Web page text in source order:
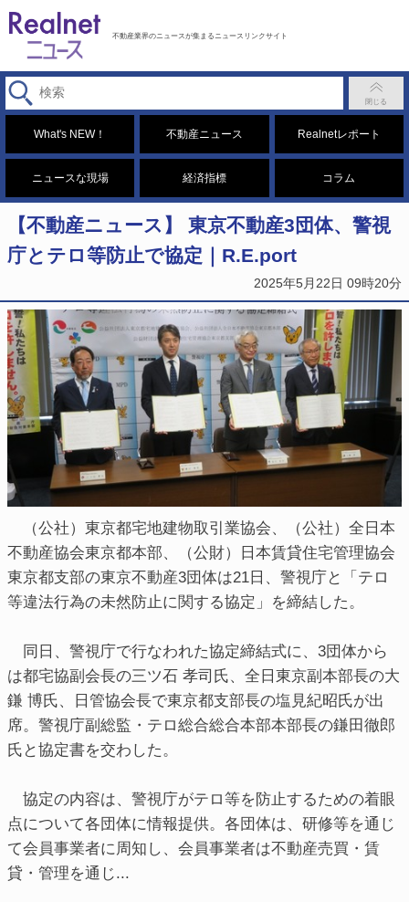
不動産業界のニュースが集まるニュースリンクサイト
What's NEW！ 不動産ニュース Realnetレポート
ニュースな現場 経済指標 コラム
【不動産ニュース】 東京不動産3団体、警視
庁とテロ等防止で協定｜R.E.port
2025年5月22日 09時20分
（公社）東京都宅地建物取引業協会、（公社）全日本
不動産協会東京都本部、（公財）日本賃貸住宅管理協会
東京都支部の東京不動産3団体は21日、警視庁と「テロ
等違法行為の未然防止に関する協定」を締結した。
同日、警視庁で行なわれた協定締結式に、3団体から
は都宅協副会長の三ツ石 孝司氏、全日東京副本部長の大
鎌 博氏、日管協会長で東京都支部長の塩見紀昭氏が出
席。警視庁副総監・テロ総合総合本部本部長の鎌田徹郎
氏と協定書を交わした。
協定の内容は、警視庁がテロ等を防止するための着眼
点について各団体に情報提供。各団体は、研修等を通じ
て会員事業者に周知し、会員事業者は不動産売買・賃
貸・管理を通じ...